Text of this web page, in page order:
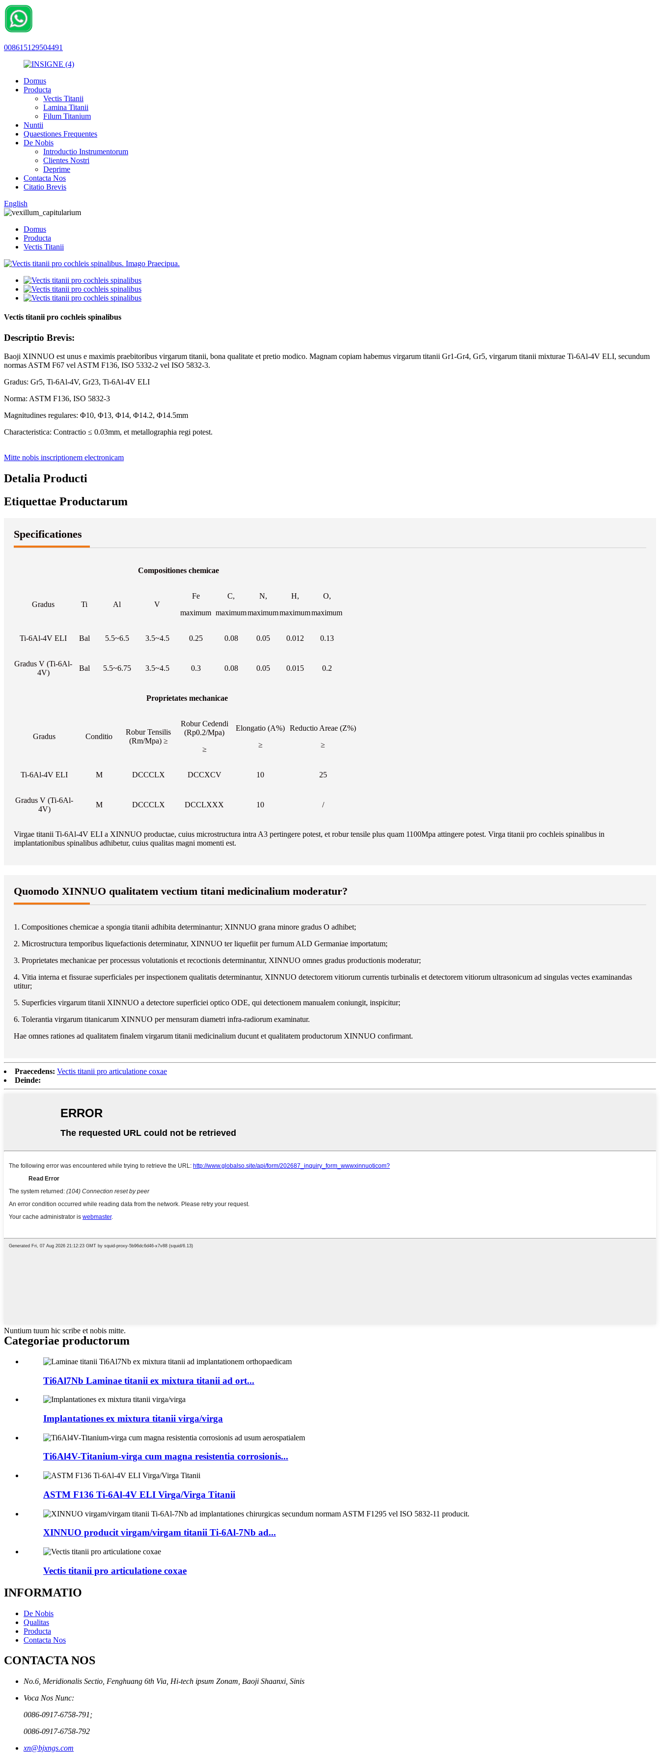
008615129504491
Domus
Producta
Vectis Titanii
Lamina Titanii
Filum Titanium
Nuntii
Quaestiones Frequentes
De Nobis
Introductio Instrumentorum
Clientes Nostri
Deprime
Contacta Nos
Citatio Brevis
English
Domus
Producta
Vectis Titanii
Vectis titanii pro cochleis spinalibus
Descriptio Brevis:
Baoji XINNUO est unus e maximis praebitoribus virgarum titanii, bona qualitate et pretio modico. Magnam copiam habemus virgarum titanii Gr1-Gr4, Gr5, virgarum titanii mixturae Ti-6Al-4V ELI, secundum
normas ASTM F67 vel ASTM F136, ISO 5332-2 vel ISO 5832-3.
Gradus: Gr5, Ti-6Al-4V, Gr23, Ti-6Al-4V ELI
Norma: ASTM F136, ISO 5832-3
Magnitudines regulares: Φ10, Φ13, Φ14, Φ14.2, Φ14.5mm
Characteristica: Contractio ≤ 0.03mm, et metallographia regi potest.
Mitte nobis inscriptionem electronicam
Detalia Producti
Etiquettae Productarum
Specificationes
Compositiones chemicae
Gradus Ti Al V
Fe
maximum
C,
maximum
N,
maximum
H,
maximum
O,
maximum
Ti-6Al-4V ELI Bal 5.5~6.5 3.5~4.5 0.25 0.08 0.05 0.012 0.13
Gradus V (Ti-6Al-
4V)
Bal 5.5~6.75 3.5~4.5 0.3 0.08 0.05 0.015 0.2
Proprietates mechanicae
Gradus Conditio
Robur Tensilis
(Rm/Mpa) ≥
Robur Cedendi
(Rp0.2/Mpa)
≥
Elongatio (A%)
≥
Reductio Areae (Z%)
≥
Ti-6Al-4V ELI M DCCCLX DCCXCV 10 25
Gradus V (Ti-6Al-
4V)
M DCCCLX DCCLXXX 10 /
Virgae titanii Ti-6Al-4V ELI a XINNUO productae, cuius microstructura intra A3 pertingere potest, et robur tensile plus quam 1100Mpa attingere potest. Virga titanii pro cochleis spinalibus in
implantationibus spinalibus adhibetur, cuius qualitas magni momenti est.
Quomodo XINNUO qualitatem vectium titani medicinalium moderatur?
1. Compositiones chemicae a spongia titanii adhibita determinantur; XINNUO grana minore gradus O adhibet;
2. Microstructura temporibus liquefactionis determinatur, XINNUO ter liquefiit per furnum ALD Germaniae importatum;
3. Proprietates mechanicae per processus volutationis et recoctionis determinantur, XINNUO omnes gradus productionis moderatur;
4. Vitia interna et fissurae superficiales per inspectionem qualitatis determinantur, XINNUO detectorem vitiorum currentis turbinalis et detectorem vitiorum ultrasonicum ad singulas vectes examinandas
utitur;
5. Superficies virgarum titanii XINNUO a detectore superficiei optico ODE, qui detectionem manualem coniungit, inspicitur;
6. Tolerantia virgarum titanicarum XINNUO per mensuram diametri infra-radiorum examinatur.
Hae omnes rationes ad qualitatem finalem virgarum titanii medicinalium ducunt et qualitatem productorum XINNUO confirmant.
Praecedens: Vectis titanii pro articulatione coxae
Deinde:
Nuntium tuum hic scribe et nobis mitte.
Categoriae productorum
Ti6Al7Nb Laminae titanii ex mixtura titanii ad ort...
Implantationes ex mixtura titanii virga/virga
Ti6Al4V-Titanium-virga cum magna resistentia corrosionis...
ASTM F136 Ti-6Al-4V ELI Virga/Virga Titanii
XINNUO producit virgam/virgam titanii Ti-6Al-7Nb ad...
Vectis titanii pro articulatione coxae
INFORMATIO
De Nobis
Qualitas
Producta
Contacta Nos
CONTACTA NOS
No.6, Meridionalis Sectio, Fenghuang 6th Via, Hi-tech ipsum Zonam, Baoji Shaanxi, Sinis
Voca Nos Nunc:
0086-0917-6758-791;
0086-0917-6758-792
xn@bjxngs.com